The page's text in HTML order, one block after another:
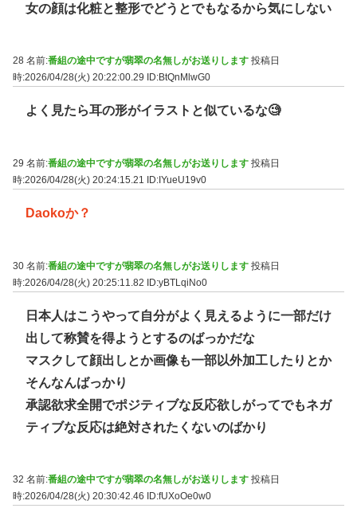
女の顔は化粧と整形でどうとでもなるから気にしない
28 名前:番組の途中ですが翡翠の名無しがお送りします 投稿日
時:2026/04/28(火) 20:22:00.29
ID:BtQnMlwG0
よく見たら耳の形がイラストと似ているな🧐
29 名前:番組の途中ですが翡翠の名無しがお送りします 投稿日
時:2026/04/28(火) 20:24:15.21
ID:IYueU19v0
Daokoか？
30 名前:番組の途中ですが翡翠の名無しがお送りします 投稿日
時:2026/04/28(火) 20:25:11.82 ID:yBTLqiNo0
日本人はこうやって自分がよく見えるように一部だけ
出して称賛を得ようとするのばっかだな
マスクして顔出しとか画像も一部以外加工したりとか
そんなんばっかり
承認欲求全開でポジティブな反応欲しがってでもネガ
ティブな反応は絶対されたくないのばかり
32 名前:番組の途中ですが翡翠の名無しがお送りします 投稿日
時:2026/04/28(火) 20:30:42.46
ID:fUXoOe0w0